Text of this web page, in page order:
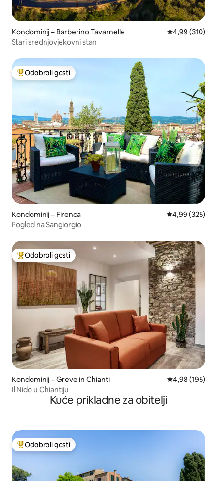
Kondominij – Barberino Tavarnelle Prosječna
4,99 (310)
Stari srednjovjekovni stan
Među najviše rangiranima s oznakom „Odabrali gosti”
Odabrali gosti
Kondominij – Firenca Prosječna
4,99 (325)
Pogled na Sangiorgio
Među najviše rangiranima s oznakom „Odabrali gosti”
Odabrali gosti
Kondominij – Greve in Chianti Prosječna
4,98 (195)
Il Nido u Chiantiju
Kuće prikladne za obitelji
Među najviše rangiranima s oznakom „Odabrali gosti”
Odabrali gosti